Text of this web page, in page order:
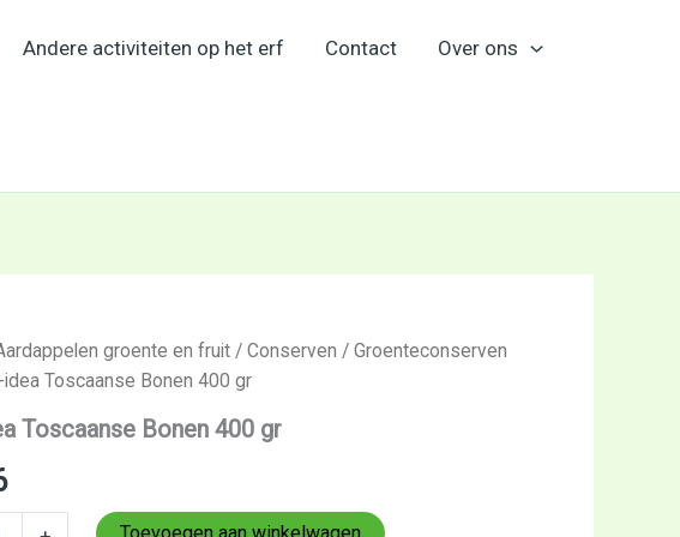
Andere activiteiten op het erf Contact Over ons
groente en fruit/ Conserven / Groenteconserven
Toscaanse Bonen 400 gr
Toscaanse Bonen 400 gr